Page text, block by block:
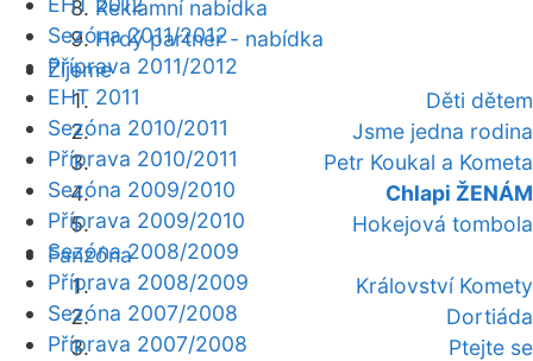
Reklamní nabídka
Hrdý partner - nabídka
Žijeme
Děti dětem
Jsme jedna rodina
Petr Koukal a Kometa
Chlapi ŽENÁM
Hokejová tombola
Fanzóna
Království Komety
Dortiáda
Ptejte se
Sezóna 2011/2012
Příprava 2011/2012
EHT 2011
Sezóna 2010/2011
Příprava 2010/2011
Sezóna 2009/2010
Příprava 2009/2010
Sezóna 2008/2009
Příprava 2008/2009
Sezóna 2007/2008
Příprava 2007/2008